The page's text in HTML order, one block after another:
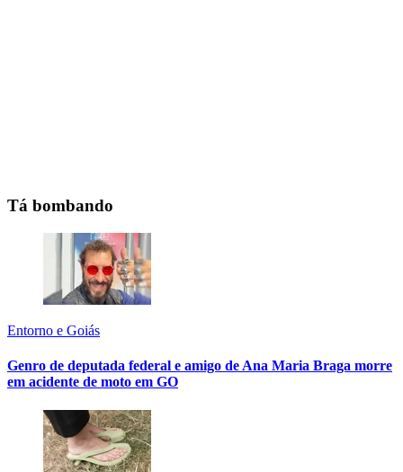
Tá bombando
Entorno e Goiás
Genro de deputada federal e amigo de Ana Maria Braga morre
em acidente de moto em GO